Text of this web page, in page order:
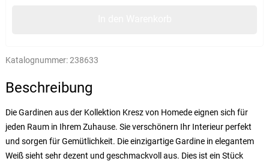
Katalognummer:238633
Beschreibung
Die Gardinen aus der Kollektion Kresz von Homede eignen sich für
jeden Raum in Ihrem Zuhause. Sie verschönern Ihr Interieur perfekt
und sorgen für Gemütlichkeit. Die einzigartige Gardine in elegantem
Weiß sieht sehr dezent und geschmackvoll aus. Dies ist ein Stück